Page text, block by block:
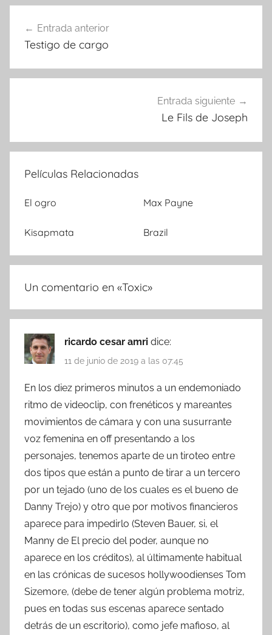
Navegación
de
entradas
Entrada anterior
Testigo de cargo
Entrada siguiente
Le Fils de Joseph
Películas Relacionadas
El ogro Max Payne
Kisapmata Brazil
Un comentario en «Toxic»
ricardo cesar amri dice:
11 de junio de 2019 a las 07:45
En los diez primeros minutos a un endemoniado
ritmo de videoclip, con frenéticos y mareantes
movimientos de cámara y con una susurrante
voz femenina en off presentando a los
personajes, tenemos aparte de un tiroteo entre
dos tipos que están a punto de tirar a un tercero
por un tejado (uno de los cuales es el bueno de
Danny Trejo) y otro que por motivos financieros
aparece para impedirlo (Steven Bauer, si, el
Manny de El precio del poder, aunque no
aparece en los créditos), al últimamente habitual
en las crónicas de sucesos hollywoodienses Tom
Sizemore, (debe de tener algún problema motriz,
pues en todas sus escenas aparece sentado
detrás de un escritorio), como jefe mafioso, al